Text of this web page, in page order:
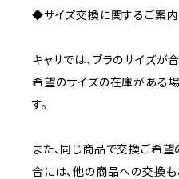
◆サイズ交換に関するご案内
キャサでは、ブラのサイズが
希望のサイズの在庫がある
す。
また、同じ商品で交換ご希
合には、他の商品への交換も